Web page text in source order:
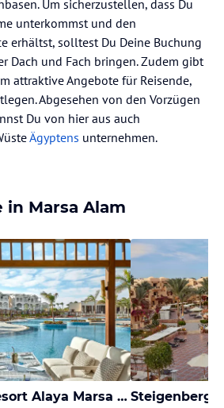
Um sicherzustellen, dass Du
unterkommst und den
erhältst, solltest Du Deine Buchung
Dach und Fach bringen. Zudem gibt
attraktive Angebote für Reisende,
Abgesehen von den Vorzügen
Du von hier aus auch
Ägyptens unternehmen.
in Marsa Alam
Steigenberger Resort Alaya Marsa Alam - Red Sea - Adults only